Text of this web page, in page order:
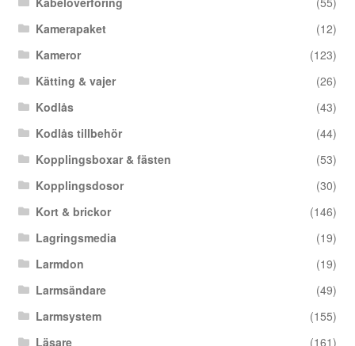
Kamerapaket
(12)
Kameror
(123)
Kätting & vajer
(26)
Kodlås
(43)
Kodlås tillbehör
(44)
Kopplingsboxar & fästen
(53)
Kopplingsdosor
(30)
Kort & brickor
(146)
Lagringsmedia
(19)
Larmdon
(19)
Larmsändare
(49)
Larmsystem
(155)
Läsare
(161)